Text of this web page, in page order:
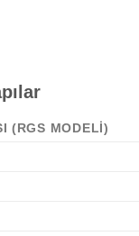
(RGS MODELI)